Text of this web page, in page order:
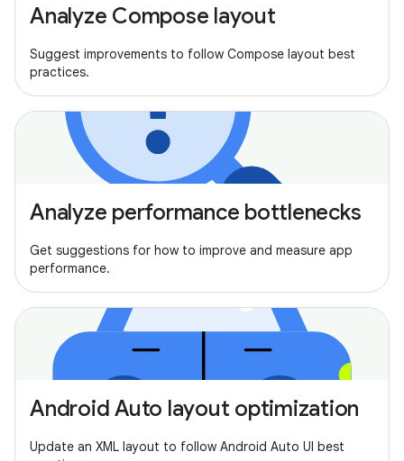
Analyze Compose layout
Suggest improvements to follow Compose layout best
practices.
Analyze performance bottlenecks
Get suggestions for how to improve and measure app
performance.
Android Auto layout optimization
Update an XML layout to follow Android Auto UI best